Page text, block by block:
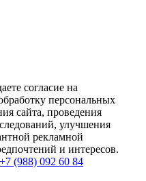
согласие на
персональных
сайта, проведения
улучшения
рекламной
и интересов.
+7 (988) 092 60 84